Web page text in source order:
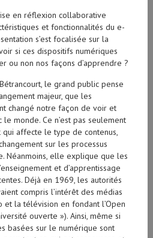
en réflexion collaborative
et fonctionnalités du e-
s’est focalisée sur la
si ces dispositifs numériques
ou non nos façons d’apprendre ?
le grand public pense
majeur, que les
changé notre façon de voir et
le monde. Ce n’est pas seulement
qui affecte le type de contenus,
sur les processus
Néanmoins, elle explique que les
et d’apprentissage
Déjà en 1969, les autorités
compris l’intérêt des médias
et la télévision en fondant l’Open
ouverte »). Ainsi, même si
basées sur le numérique sont